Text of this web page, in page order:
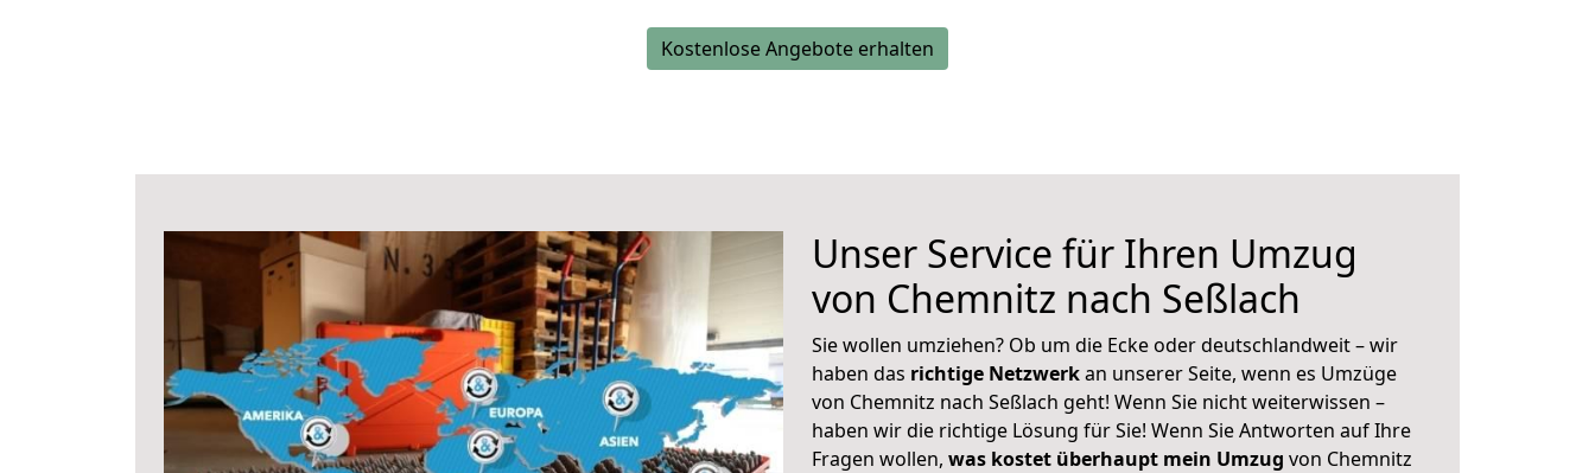
Kostenlose Angebote erhalten
Unser Service für Ihren Umzug
von Chemnitz nach Seßlach
Sie wollen umziehen? Ob um die Ecke oder deutschlandweit – wir
haben das richtige Netzwerkan unserer Seite, wenn es Umzüge
von Chemnitz nach Seßlach geht! Wenn Sie nicht weiterwissen –
haben wir die richtige Lösung für Sie! Wenn Sie Antworten auf Ihre
Fragen wollen, was kostet überhaupt mein Umzug von Chemnitz